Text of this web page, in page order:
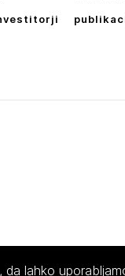
lahko